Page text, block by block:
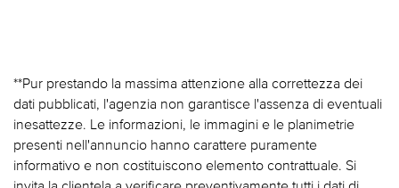
**Pur prestando la massima attenzione alla correttezza dei
dati pubblicati, l'agenzia non garantisce l'assenza di eventuali
inesattezze. Le informazioni, le immagini e le planimetrie
presenti nell'annuncio hanno carattere puramente
informativo e non costituiscono elemento contrattuale. Si